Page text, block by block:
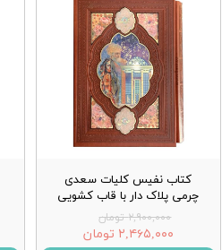
کتاب نفیس کلیات سعدی
چرمی پلاک دار با قاب کشویی
۲,۹۰۰,۰۰۰ تومان
۲,۴۶۵,۰۰۰ تومان